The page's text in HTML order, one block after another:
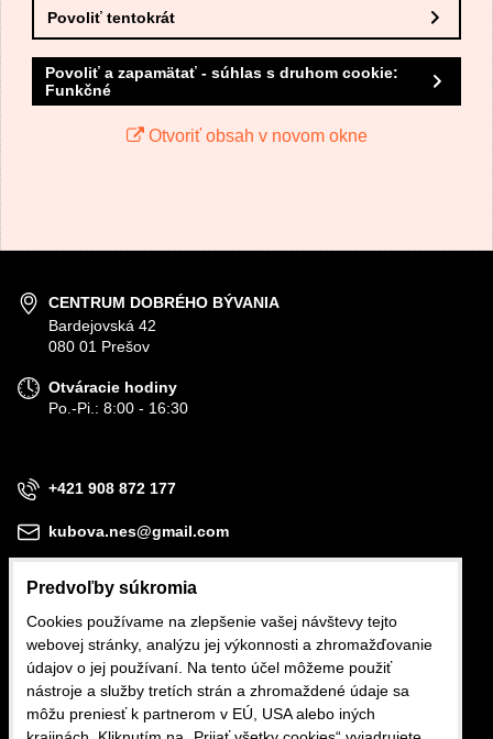
Povoliť tentokrát
Povoliť a zapamätať - súhlas s druhom cookie:
Funkčné
Otvoriť obsah v novom okne
CENTRUM DOBRÉHO BÝVANIA
Bardejovská 42
080 01 Prešov
Otváracie hodiny
Po.-Pi.: 8:00 - 16:30
+421 908 872 177
kubova.nes@gmail.com
Obchodné podmienky
Reklamačné podmienky
Predvoľby súkromia
Cookies používame na zlepšenie vašej návštevy tejto
webovej stránky, analýzu jej výkonnosti a zhromažďovanie
údajov o jej používaní. Na tento účel môžeme použiť
nástroje a služby tretích strán a zhromaždené údaje sa
môžu preniesť k partnerom v EÚ, USA alebo iných